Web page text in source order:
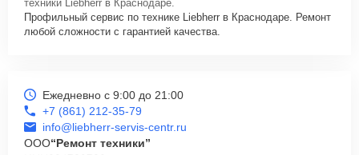
техники Liebherr в Краснодаре.
Профильный сервис по технике Liebherr в Краснодаре. Ремонт
любой сложности с гарантией качества.
Ежедневно с 9:00 до 21:00
+7 (861) 212-35-79
info@liebherr-servis-centr.ru
ООО“Ремонт техники”